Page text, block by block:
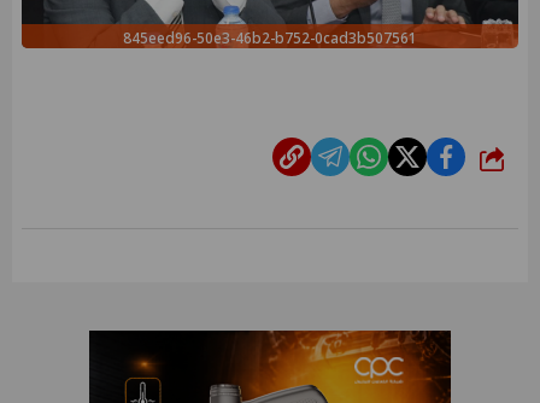
845eed96-50e3-46b2-b752-0cad3b507561
شارك